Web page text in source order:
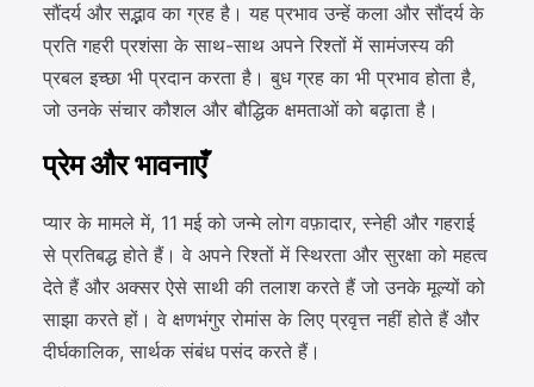
सौंदर्य और सद्भाव का ग्रह है। यह प्रभाव उन्हें कला और सौंदर्य के
प्रति गहरी प्रशंसा के साथ-साथ अपने रिश्तों में सामंजस्य की
प्रबल इच्छा भी प्रदान करता है। बुध ग्रह का भी प्रभाव होता है,
जो उनके संचार कौशल और बौद्धिक क्षमताओं को बढ़ाता है।
प्रेम और भावनाएँ
प्यार के मामले में, 11 मई को जन्मे लोग वफ़ादार, स्नेही और गहराई
से प्रतिबद्ध होते हैं। वे अपने रिश्तों में स्थिरता और सुरक्षा को महत्व
देते हैं और अक्सर ऐसे साथी की तलाश करते हैं जो उनके मूल्यों को
साझा करते हों। वे क्षणभंगुर रोमांस के लिए प्रवृत्त नहीं होते हैं और
दीर्घकालिक, सार्थक संबंध पसंद करते हैं।